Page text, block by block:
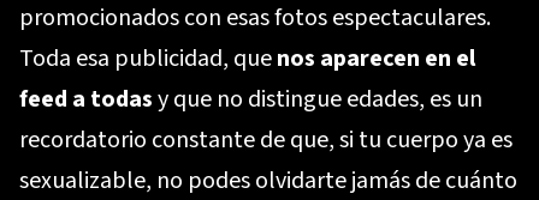
promocionados con esas fotos espectaculares.
Toda esa publicidad, quenos aparecen en el
feed a todasy que no distingue edades, es un
recordatorio constante de que, si tu cuerpo ya es
sexualizable, no podes olvidarte jamás de cuánto